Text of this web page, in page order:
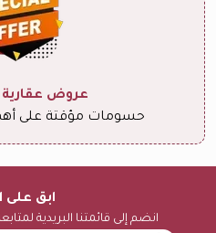
عروض
حسومات مؤقتة على أهم
ابق على
انضم إلى قائمتنا البريدية